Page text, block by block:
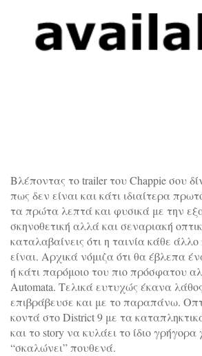
Βλέποντας το trailer του Chappie σου
πως δεν είναι και κάτι ιδιαίτερα
τα πρώτα λεπτά και φυσικά με την
σκηνοθετική αλλά και σεναριακή
καταλαβαίνεις ότι η ταινία κάθε
είναι. Αρχικά νόμιζα ότι θα έβλεπα
ή κάτι παρόμοιο του πιο πρόσφατου
Automata. Τελικά ευτυχώς έκανα
επιβράβευσε και με το παραπάνω.
κοντά στο District 9 με τα
και το story να κυλάει το ίδιο γρήγορα
“σκαλώνει” πουθενά.